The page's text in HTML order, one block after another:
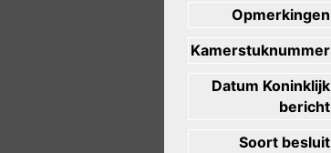
Opmerkingen
Kamerstuknummer
Datum Koninklijk
bericht
Soort besluit